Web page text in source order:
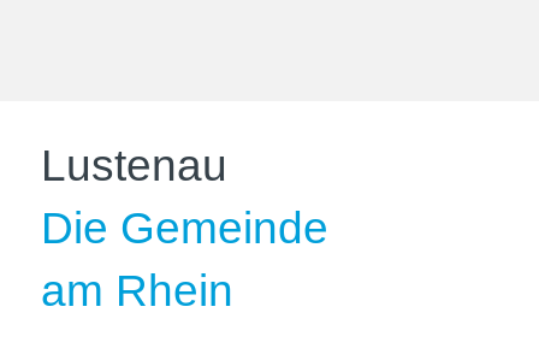
Lustenau
Die Gemeinde
am Rhein